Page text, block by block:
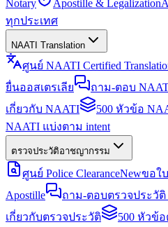
Notary
Apostille & Legalization
ทุกประเทศ
NAATI Translation
ศูนย์ NAATI Certified
ยื่นออสเตรเลีย
ถาม-ตอบ
เกี่ยวกับ NAATI
500 หัวข้อ
NAATI แบ่งตาม intent
ตรวจประวัติอาชญากรรม
ศูนย์ Police ClearanceNewขอใ
Apostille
ถาม-ตอบตรวจประวัติ
เกี่ยวกับตรวจประวัติ
500 หัวข้